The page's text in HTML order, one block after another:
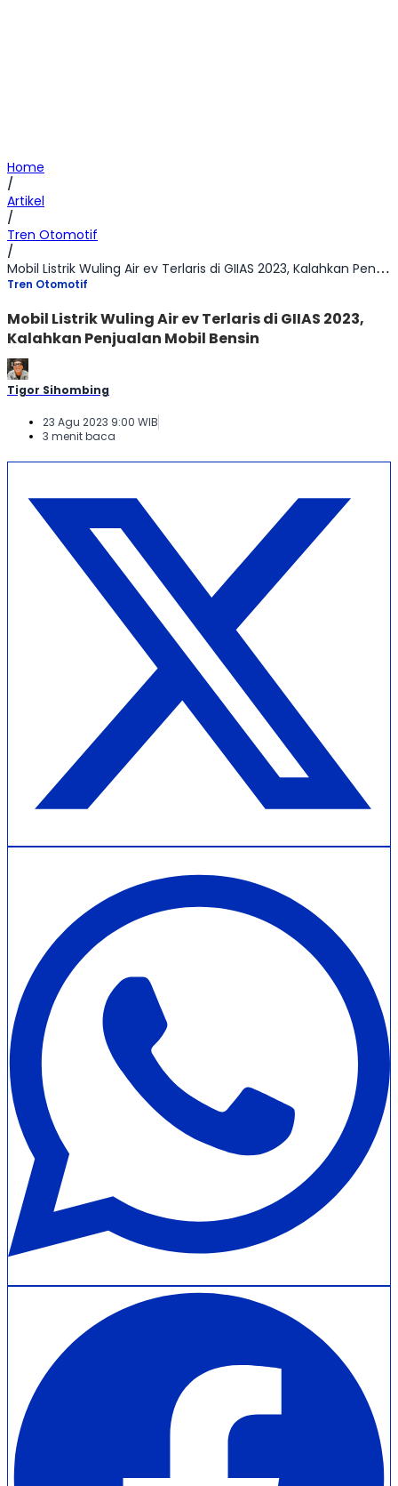
Home
/
Artikel
/
Tren Otomotif
/
Mobil Listrik Wuling Air ev Terlaris di GIIAS 2023, Kalahkan Penjualan Mobil Bensin
Tren Otomotif
Mobil Listrik Wuling Air ev Terlaris di GIIAS 2023,
Kalahkan Penjualan Mobil Bensin
Tigor Sihombing
23 Agu 2023 9:00 WIB
3 menit baca